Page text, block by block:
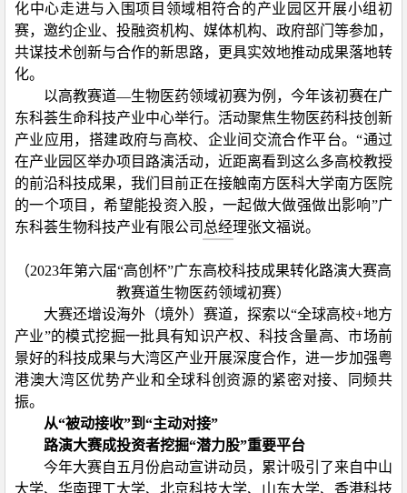
化中心走进与入围项目领域相符合的产业园区开展小组初
赛，邀约企业、投融资机构、媒体机构、政府部门等参加，
共谋技术创新与合作的新思路，更具实效地推动成果落地转
化。
以高教赛道—生物医药领域初赛为例，今年该初赛在广
东科荟生命科技产业中心举行。活动聚焦生物医药科技创新
产业应用，搭建政府与高校、企业间交流合作平台。“通过
在产业园区举办项目路演活动，近距离看到这么多高校教授
的前沿科技成果，我们目前正在接触南方医科大学南方医院
的一个项目，希望能投资入股，一起做大做强做出影响”广
东科荟生物科技产业有限公司总经理张文福说。
（2023年第六届“高创杯”广东高校科技成果转化路演大赛高
教赛道生物医药领域初赛）
大赛还增设海外（境外）赛道，探索以“全球高校+地方
产业”的模式挖掘一批具有知识产权、科技含量高、市场前
景好的科技成果与大湾区产业开展深度合作，进一步加强粤
港澳大湾区优势产业和全球科创资源的紧密对接、同频共
振。
从“被动接收”到“主动对接”
路演大赛成投资者挖掘“潜力股”重要平台
今年大赛自五月份启动宣讲动员，累计吸引了来自中山
大学、华南理工大学、北京科技大学、山东大学、香港科技